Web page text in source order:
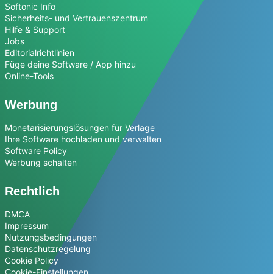
Softonic Info
Sicherheits- und Vertrauenszentrum
Hilfe & Support
Jobs
Editorialrichtlinien
Füge deine Software / App hinzu
Online-Tools
Werbung
Monetarisierungslösungen für Verlage
Ihre Software hochladen und verwalten
Software Policy
Werbung schalten
Rechtlich
DMCA
Impressum
Nutzungsbedingungen
Datenschutzregelung
Cookie Policy
Cookie-Einstellungen